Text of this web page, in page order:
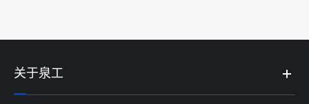
关于泉工